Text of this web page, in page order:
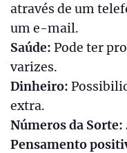
através de um
um e-mail.
Saúde: Pode ter
varizes.
Dinheiro:
extra.
Números da Sorte:
Pensamento